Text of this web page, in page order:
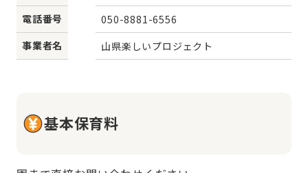
電話番号
050-8881-6556
事業者名
山県楽しいプロジェクト
基本保育料